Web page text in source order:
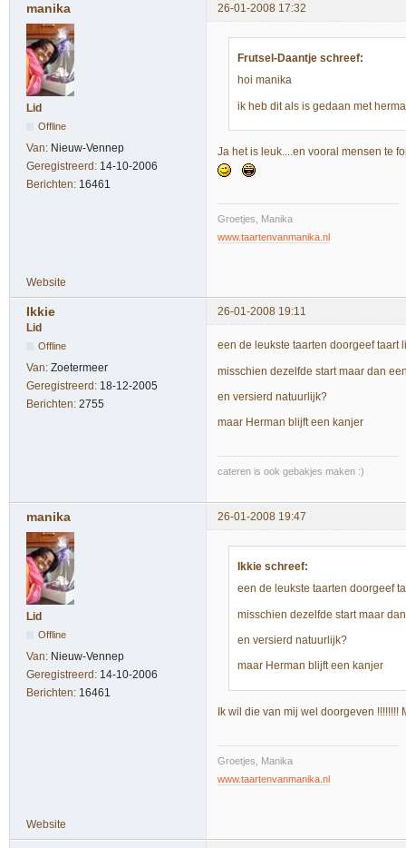
manika 26-01-2008 17:32
Lid
Offline
Van: Nieuw-Vennep
Geregistreerd: 14-10-2006
Berichten: 16461
Frutsel-Daantje schreef:
hoi manika
ik heb dit als is gedaan met
Ja het is leuk....en vooral mensen te
Groetjes, Manika
www.taartenvanmanika.nl
Website
Ikkie
26-01-2008 19:11
Lid
Offline
Van: Zoetermeer
Geregistreerd: 18-12-2005
Berichten: 2755
een de leukste taarten doorgeef taart
misschien dezelfde start maar dan
en versierd natuurlijk?
maar Herman blijft een kanjer
cateren is ook gebakjes maken :)
manika 26-01-2008 19:47
Lid
Offline
Van: Nieuw-Vennep
Geregistreerd: 14-10-2006
Berichten: 16461
Ikkie schreef:
een de leukste taarten doorgeef
misschien dezelfde start maar
en versierd natuurlijk?
maar Herman blijft een kanjer
Ik wil die van mij wel doorgeven
Groetjes, Manika
www.taartenvanmanika.nl
Website